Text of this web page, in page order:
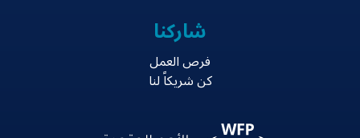
شاركنا
فرص العمل
كن شريكاً لنا